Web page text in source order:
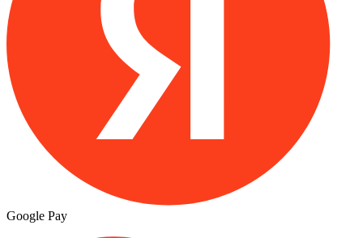
Google Pay